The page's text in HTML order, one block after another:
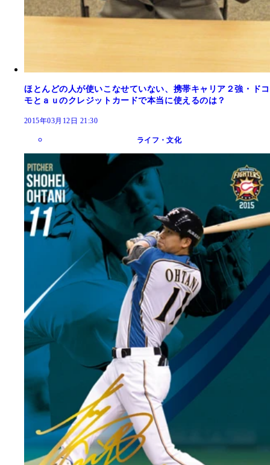
ほとんどの人が使いこなせていない、携帯キャリア２強・ドコ
モとａｕのクレジットカードで本当に使えるのは？
2015年03月12日 21:30
ライフ・文化